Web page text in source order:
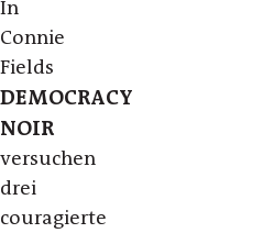
In
Connie
Fields
DEMOCRACY
NOIR
versuchen
drei
couragierte